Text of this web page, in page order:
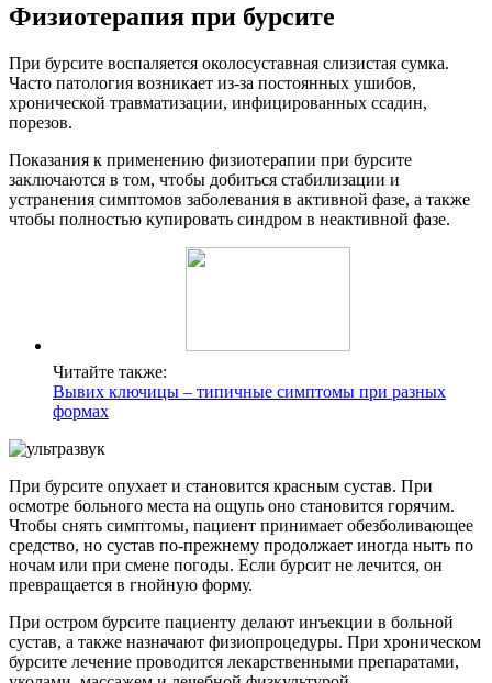
Физиотерапия при бурсите
При бурсите воспаляется околосуставная слизистая сумка.
Часто патология возникает из-за постоянных ушибов,
хронической травматизации, инфицированных ссадин,
порезов.
Показания к применению физиотерапии при бурсите
заключаются в том, чтобы добиться стабилизации и
устранения симптомов заболевания в активной фазе, а также
чтобы полностью купировать синдром в неактивной фазе.
Читайте также:
Вывих ключицы – типичные симптомы при разных
формах
При бурсите опухает и становится красным сустав. При
осмотре больного места на ощупь оно становится горячим.
Чтобы снять симптомы, пациент принимает обезболивающее
средство, но сустав по-прежнему продолжает иногда ныть по
ночам или при смене погоды. Если бурсит не лечится, он
превращается в гнойную форму.
При остром бурсите пациенту делают инъекции в больной
сустав, а также назначают физиопроцедуры. При хроническом
бурсите лечение проводится лекарственными препаратами,